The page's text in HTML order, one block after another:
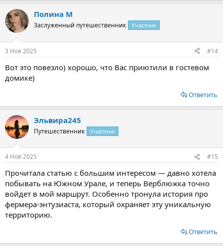
Полина М
Заслуженный путешественник Участник
3 Ноя 2025 #14
Вот это повезло) хорошо, что Вас приютили в гостевом
домике)
Ответить
Эльвира245
Путешественник Участник
4 Ноя 2025 #15
Прочитала статью с большим интересом — давно хотела
побывать на Южном Урале, и теперь Верблюжка точно
войдет в мой маршрут. Особенно тронула история про
фермера-энтузиаста, который охраняет эту уникальную
территорию.
Ответить